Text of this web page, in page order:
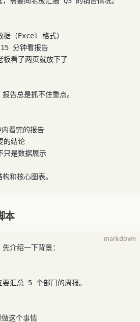
据（Excel 格式）
分钟看报告
板看了两页就放下了
告总是抓不住重点。
看完的报告
的结论
只是数据展示
和核心图表。
本
markdown
介绍一下背景：
汇总 5 个部门的周报。
这个事情